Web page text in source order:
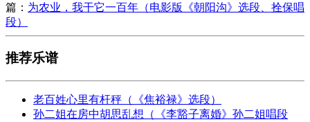
篇： 为农业，我干它一百年（电影版《朝阳沟》选段、拴保唱
段）
推荐乐谱
老百姓心里有杆秤（《焦裕禄》选段）
孙二姐在房中胡思乱想（《李豁子离婚》孙二姐唱段